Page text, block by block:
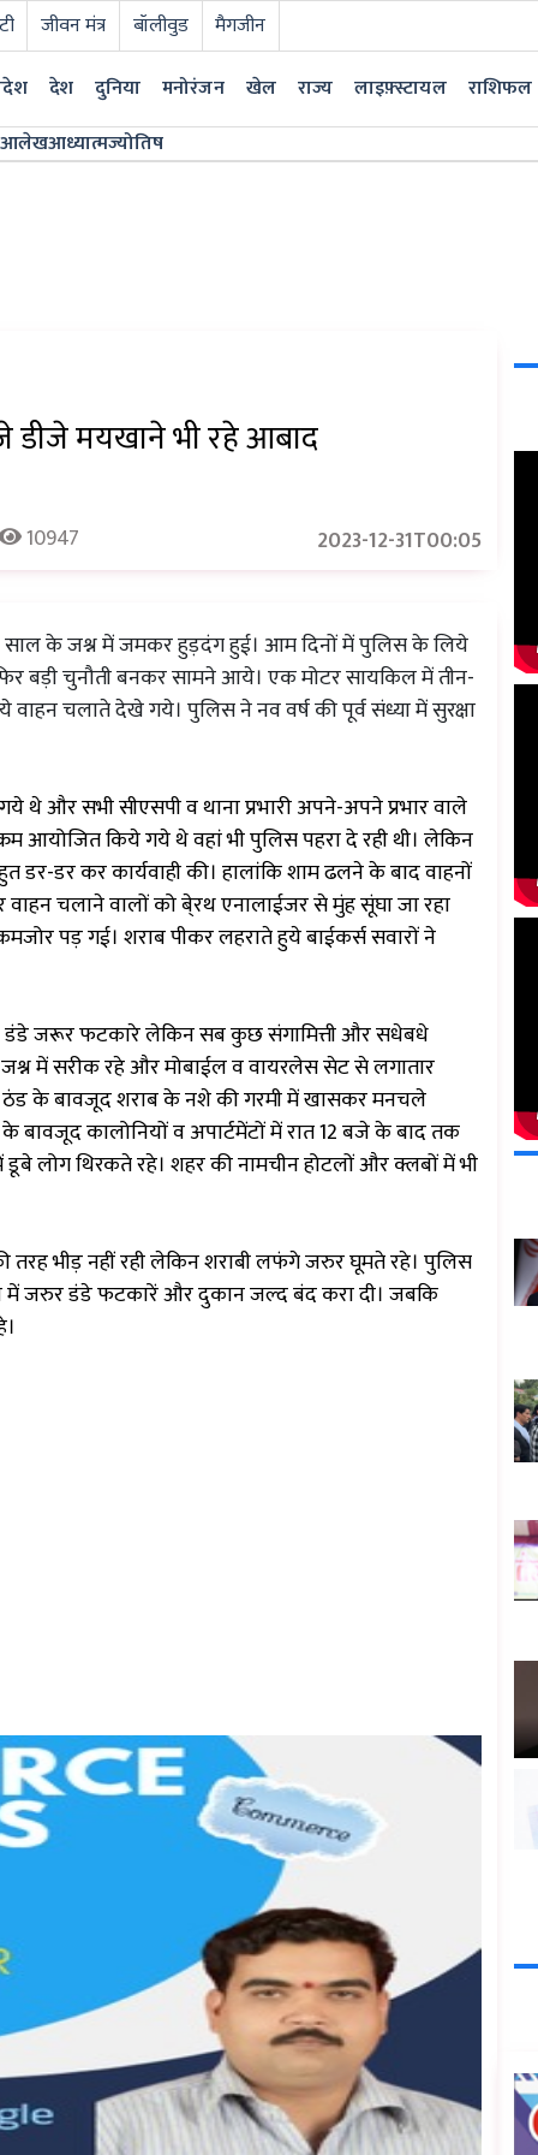
जीवन मंत्र बॉलीवुड
मैगजीन
देश दुनिया मनोरंजन खेल राज्य लाइफ़्स्टायल
राशिफल
आलेखआध्यात्मज्योतिष
मयखाने भी रहे आबाद
10947 2023-12-31T00:05
के जश्न में जमकर हुड़दंग हुई। आम दिनों में पुलिस के लिये
बड़ी चुनौती बनकर सामने आये। एक मोटर सायकिल में तीन-
चलाते देखे गये। पुलिस ने नव वर्ष की पूर्व संध्या में सुरक्षा
थे और सभी सीएसपी व थाना प्रभारी अपने-अपने प्रभार वाले
आयोजित किये गये थे वहां भी पुलिस पहरा दे रही थी। लेकिन
डर-डर कर कार्यवाही की। हालांकि शाम ढलने के बाद वाहनों
वाहन चलाने वालों को बे्रथ एनालाईजर से मुंह सूंघा जा रहा
पड़ गई। शराब पीकर लहराते हुये बाईकर्स सवारों ने
डंडे जरूर फटकारे लेकिन सब कुछ संगामित्ती और सधेबधे
में सरीक रहे और मोबाईल व वायरलेस सेट से लगातार
ठंड के बावजूद शराब के नशे की गरमी में खासकर मनचले
कालोनियों व अपार्टमेंटों में रात 12 बजे के बाद तक
लोग थिरकते रहे। शहर की नामचीन होटलों और क्लबों में भी
भीड़ नहीं रही लेकिन शराबी लफंगे जरुर घूमते रहे। पुलिस
जरुर डंडे फटकारें और दुकान जल्द बंद करा दी। जबकि